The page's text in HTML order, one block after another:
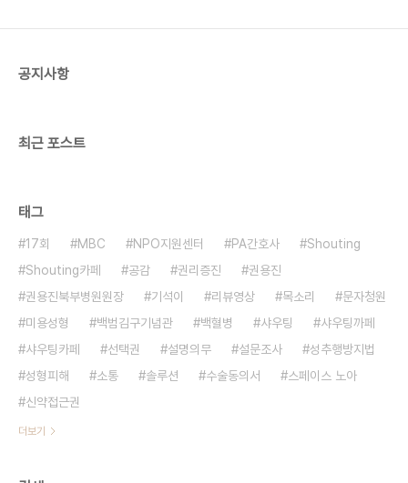
공지사항
최근 포스트
태그
17회 MBC NPO지원센터 PA간호사
Shouting
Shouting카페
공감 권리증진
권용진
권용진북부병원원장
기석이 리뷰영상 목소리
문자청원
미용성형
백범김구기념관 백혈병 샤우팅
샤우팅까페
샤우팅카페
선택권 설명의무 설문조사
성추행방지법
성형피해
소통 솔루션 수술동의서
스페이스 노아
신약접근권
더보기